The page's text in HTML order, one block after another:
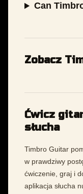
Can
Zobacz
Ćwicz
słucha
Timbro Guitar
w prawdziwy
ćwiczenie, graj i
aplikacja słucha